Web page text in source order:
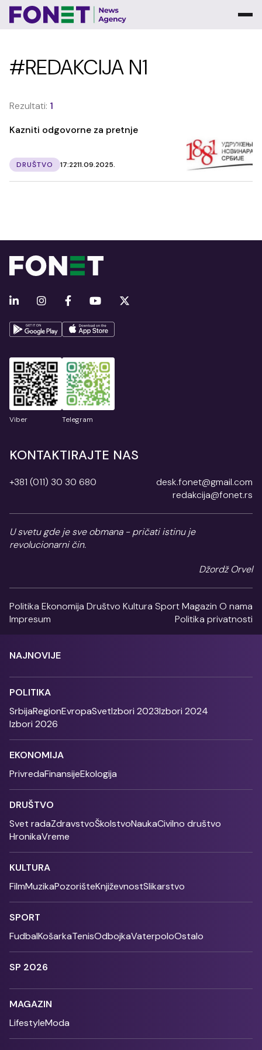
#REDAKCIJA N1
Rezultati: 1
Kazniti odgovorne za pretnje
DRUŠTVO 17:2211.09.2025.
Viber Telegram
KONTAKTIRAJTE NAS
+381 (011) 30 30 680
desk.fonet@gmail.com
redakcija@fonet.rs
U svetu gde je sve obmana - pričati istinu je
revolucionarni čin.
Džordž Orvel
Politika Ekonomija Društvo Kultura SportMagazin O nama
Impresum
Politika privatnosti
NAJNOVIJE
POLITIKA
SrbijaRegionEvropaSvetIzbori 2023Izbori 2024
Izbori 2026
EKONOMIJA
PrivredaFinansijeEkologija
DRUŠTVO
Svet radaZdravstvoŠkolstvoNaukaCivilno društvo
HronikaVreme
KULTURA
FilmMuzikaPozorišteKnjiževnostSlikarstvo
SPORT
FudbalKošarkaTenisOdbojkaVaterpoloOstalo
SP 2026
MAGAZIN
LifestyleModa